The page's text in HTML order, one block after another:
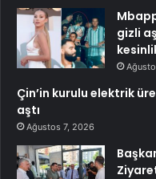
gizli
Çin’in kurulu elektrik
aştı
Ağustos 7, 2026